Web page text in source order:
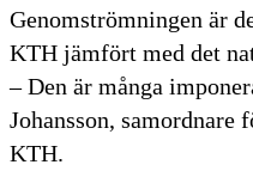
Genomströmningen är
KTH jämfört med det
– Den är många
Johansson, samordnare
KTH.